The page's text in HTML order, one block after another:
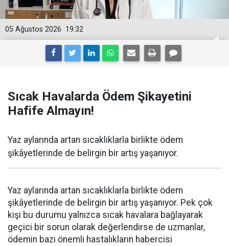
19:32
05 Ağustos 2026
Sıcak Havalarda Ödem Şikayetini
Hafife Almayın!
Yaz aylarında artan sıcaklıklarla birlikte ödem
şikâyetlerinde de belirgin bir artış yaşanıyor.
Yaz aylarında artan sıcaklıklarla birlikte ödem
şikâyetlerinde de belirgin bir artış yaşanıyor. Pek çok
kişi bu durumu yalnızca sıcak havalara bağlayarak
geçici bir sorun olarak değerlendirse de uzmanlar,
ödemin bazı önemli hastalıkların habercisi